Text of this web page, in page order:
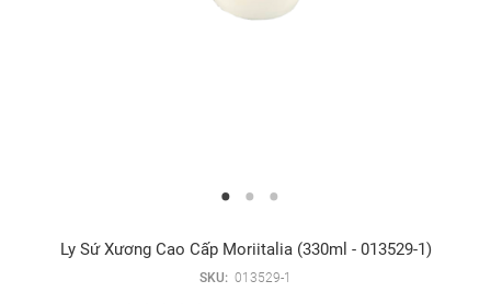
Ly Sứ Xương Cao Cấp Moriitalia (330ml - 013529-1)
SKU: 013529-1